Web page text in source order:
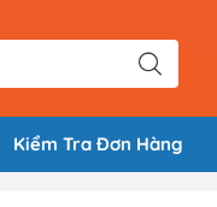
Kiểm Tra Đơn Hàng